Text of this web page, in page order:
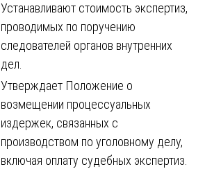
Устанавливают стоимость экспертиз,
проводимых по поручению
следователей органов внутренних
дел.
Утверждает Положение о
возмещении процессуальных
издержек, связанных с
производством по уголовному делу,
включая оплату судебных экспертиз.